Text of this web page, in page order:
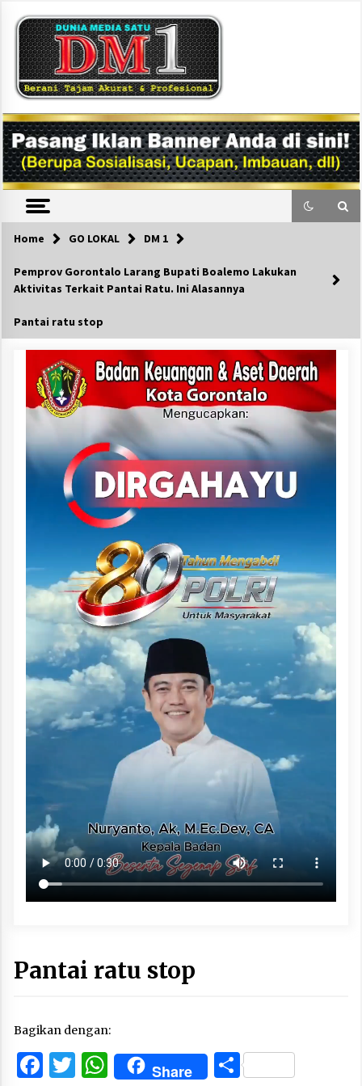
content
DM1
Home GO LOKAL DM 1
Pemprov Gorontalo Larang Bupati Boalemo Lakukan
Aktivitas Terkait Pantai Ratu. Ini Alasannya
Pantai ratu stop
Pantai ratu stop
Bagikan dengan:
Facebook
Twitter
WhatsApp
Share Share